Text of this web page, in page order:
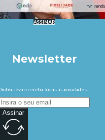
ASSINAR
Newsletter
Subscreva e receba todas as novidades.
Assinar